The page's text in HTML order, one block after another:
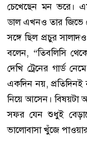
চেখেছেন মন ভরে।
ডাল এখনও তার জিভে
সঙ্গে ছিল প্রচুর
বলেন, “তিবলিসি
দেখি ট্রেনের গার্ড
একদিন নয়,
নিয়ে আসেন। বিষয়টা
সফর যেন শুধুই
ভালোবাসা খুঁজে